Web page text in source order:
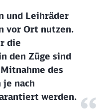
und Leihräder
vor Ort nutzen.
die
den Züge sind
des
je nach
werden.